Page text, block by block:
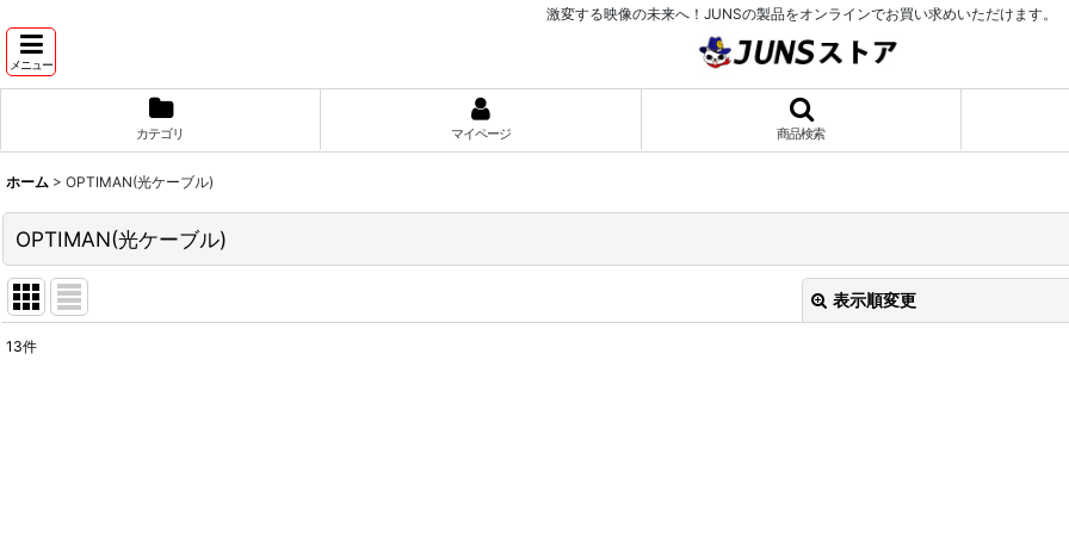
激変する映像の未来へ！JUNSの製品をオンラインでお買い求めいただけます。
メニュー
カテゴリ マイページ 商品検索
ホーム > OPTIMAN(光ケーブル)
OPTIMAN(光ケーブル)
表示順変更
13件